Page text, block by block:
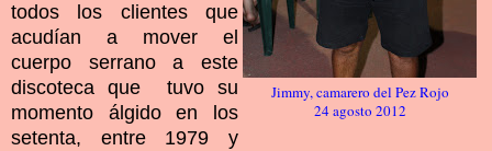
Jimmy, camarero del Pez Rojo
24 agosto 2012
todos los clientes que
acudían a mover el
cuerpo serrano a este
discoteca que tuvo su
momento álgido en los
setenta, entre 1979 y